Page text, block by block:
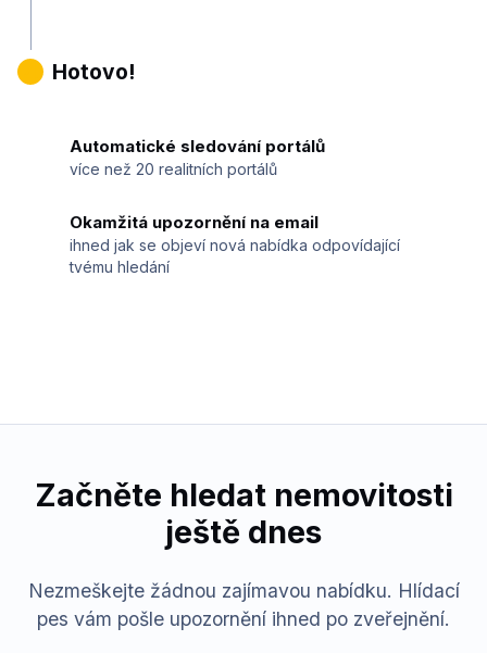
4 Hotovo!
Automatické sledování portálů
více než 20 realitních portálů
Okamžitá upozornění na email
ihned jak se objeví nová nabídka odpovídající
tvému hledání
Začněte hledat nemovitosti
ještě dnes
Nezmeškejte žádnou zajímavou nabídku. Hlídací
pes vám pošle upozornění ihned po zveřejnění.